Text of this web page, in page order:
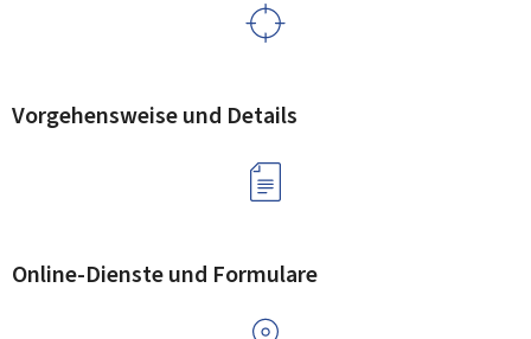
Vorgehensweise und Details
Online-Dienste und Formulare